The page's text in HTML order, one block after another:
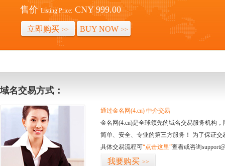
售价 Listing Price: CNY 999.00
立即购买 >> BUY NOW >>
域名交易方式：
通过金名网(4.cn) 中介交易
金名网(4.cn)是全球领先的域名交易服务机构
简单、安全、专业的第三方服务！ 为了保证
具体交易流程可“点击这里”查看或咨询
我要购买 >>